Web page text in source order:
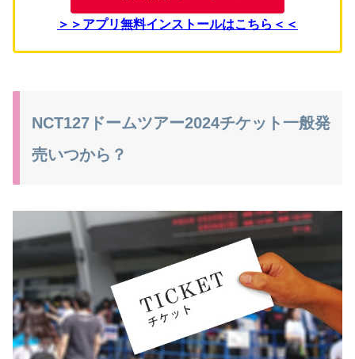
＞＞アプリ無料インストールはこちら＜＜
NCT127ドームツアー2024チケット一般発
売いつから？